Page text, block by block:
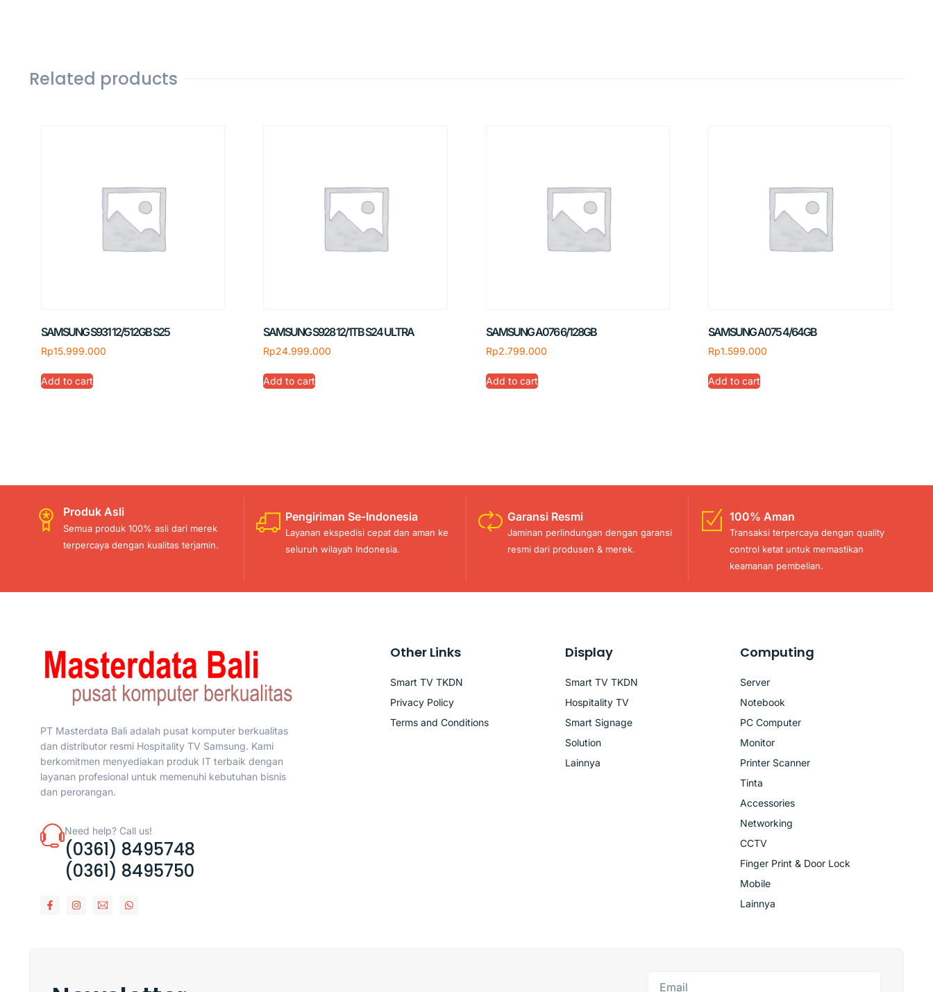
Related products
SAMSUNG S931 12/512GB S25
Rp15.999.000
Add to cart
SAMSUNG S928 12/1TB S24 ULTRA
Rp24.999.000
Add to cart
SAMSUNG A076 6/128GB
Rp2.799.000
Add to cart
SAMSUNG A075 4/64GB
Rp1.599.000
Add to cart
Produk Asli
Semua produk 100% asli dari merek
terpercaya dengan kualitas terjamin.
Pengiriman Se-Indonesia
Layanan ekspedisi cepat dan aman ke
seluruh wilayah Indonesia.
Garansi Resmi
Jaminan perlindungan dengan garansi
resmi dari produsen & merek.
100% Aman
Transaksi terpercaya dengan quality
control ketat untuk memastikan
keamanan pembelian.
PT Masterdata Bali adalah pusat komputer berkualitas
dan distributor resmi Hospitality TV Samsung. Kami
berkomitmen menyediakan produk IT terbaik dengan
layanan profesional untuk memenuhi kebutuhan bisnis
dan perorangan.
Need help? Call us!
(0361) 8495748
(0361) 8495750
Other Links
Smart TV TKDN
Privacy Policy
Terms and Conditions
Display
Smart TV TKDN
Hospitality TV
Smart Signage
Solution
Lainnya
Computing
Server
Notebook
PC Computer
Monitor
Printer Scanner
Tinta
Accessories
Networking
CCTV
Finger Print & Door Lock
Mobile
Lainnya